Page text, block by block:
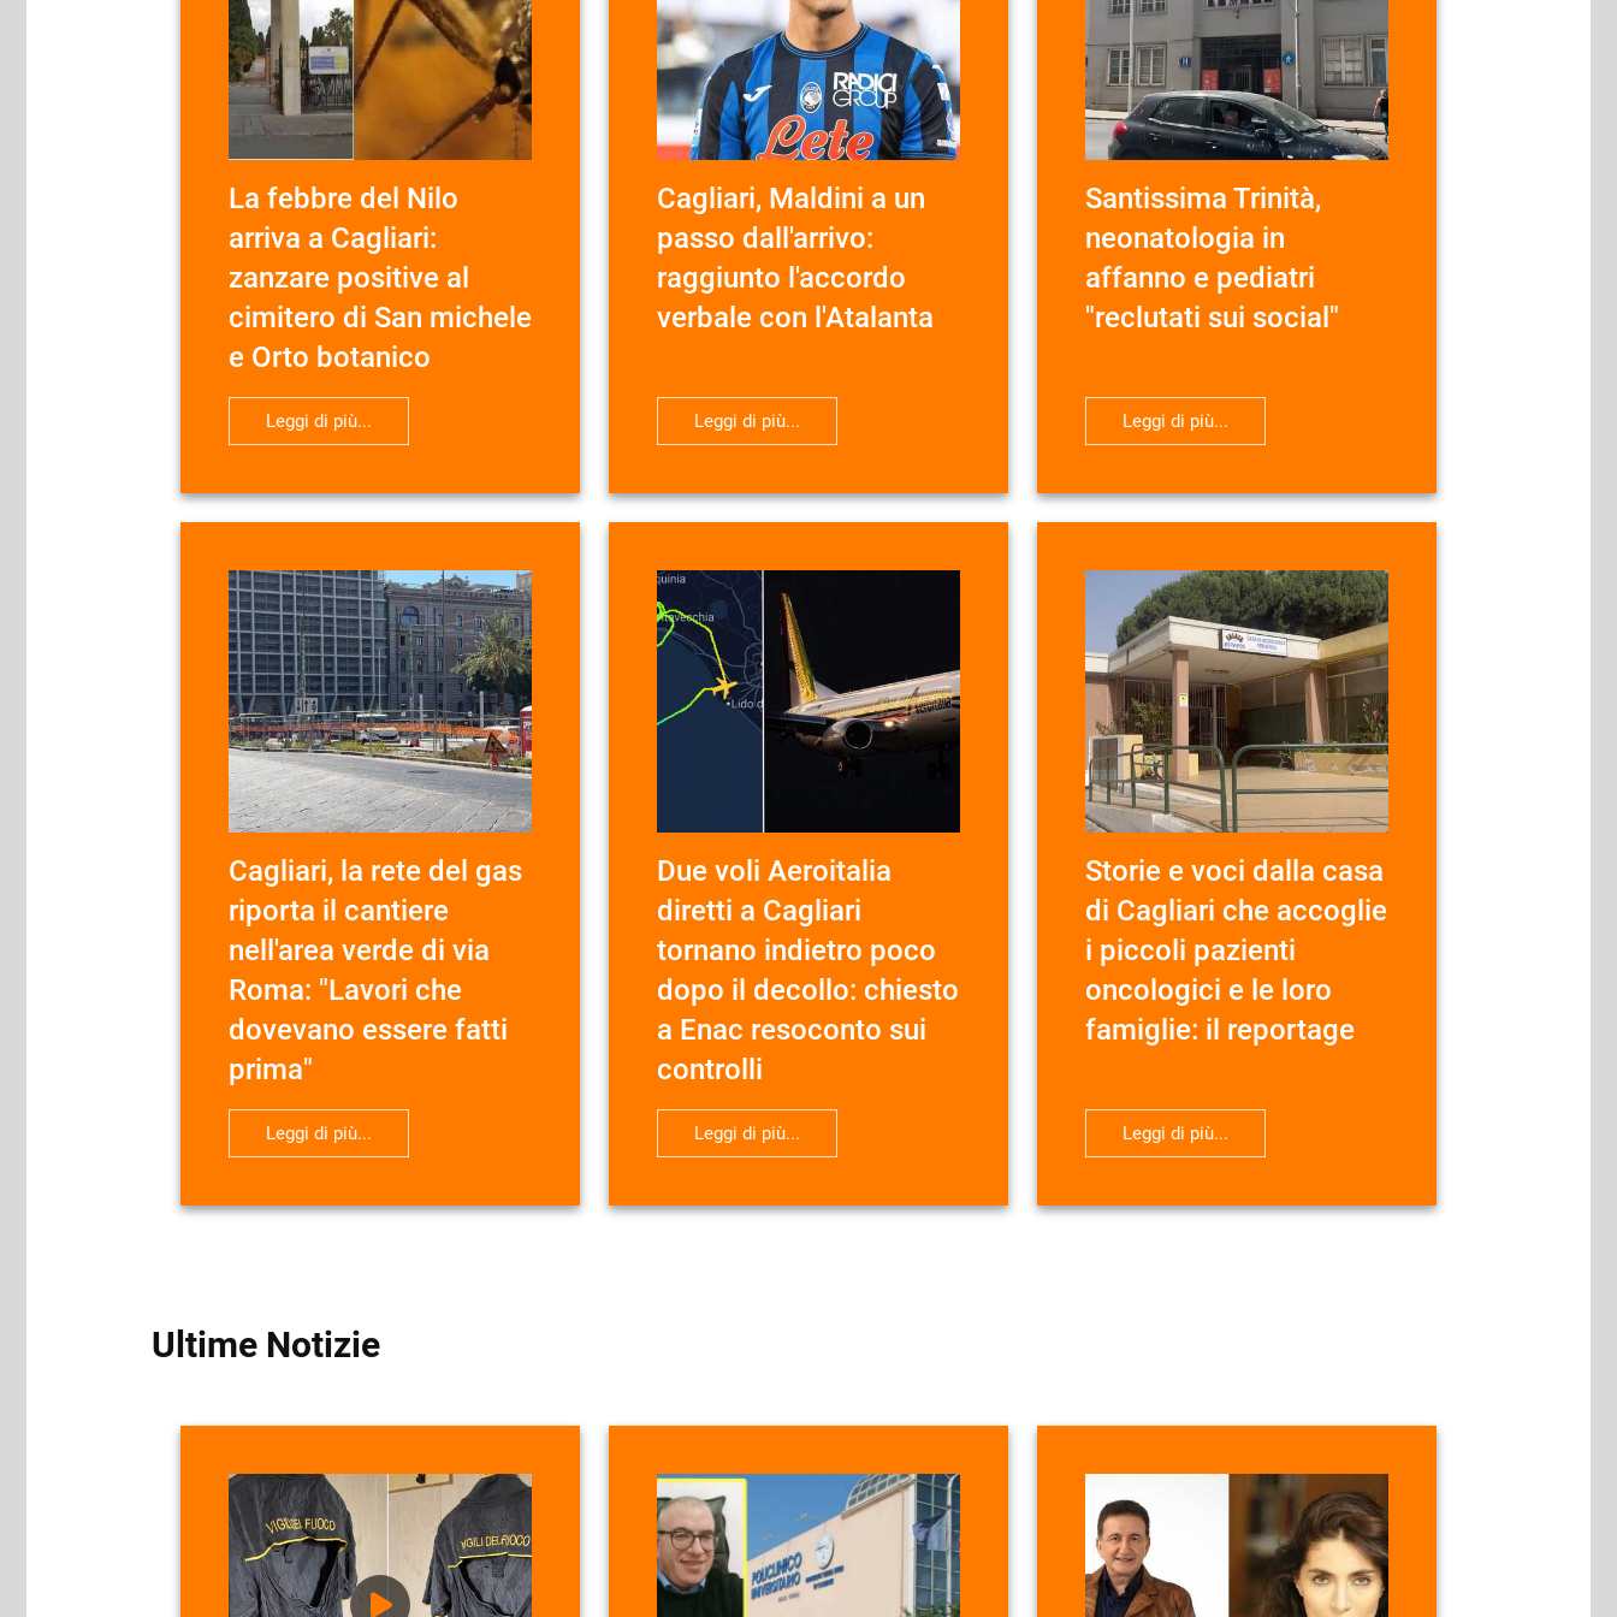
La febbre del Nilo
arriva a Cagliari:
zanzare positive al
cimitero di San michele
e Orto botanico
Leggi di più...
Cagliari, Maldini a un
passo dall'arrivo:
raggiunto l'accordo
verbale con l'Atalanta
Leggi di più...
Santissima Trinità,
neonatologia in
affanno e pediatri
"reclutati sui social"
Leggi di più...
Cagliari, la rete del gas
riporta il cantiere
nell'area verde di via
Roma: "Lavori che
dovevano essere fatti
prima"
Leggi di più...
Due voli Aeroitalia
diretti a Cagliari
tornano indietro poco
dopo il decollo: chiesto
a Enac resoconto sui
controlli
Leggi di più...
Storie e voci dalla casa
di Cagliari che accoglie
i piccoli pazienti
oncologici e le loro
famiglie: il reportage
Leggi di più...
Ultime Notizie